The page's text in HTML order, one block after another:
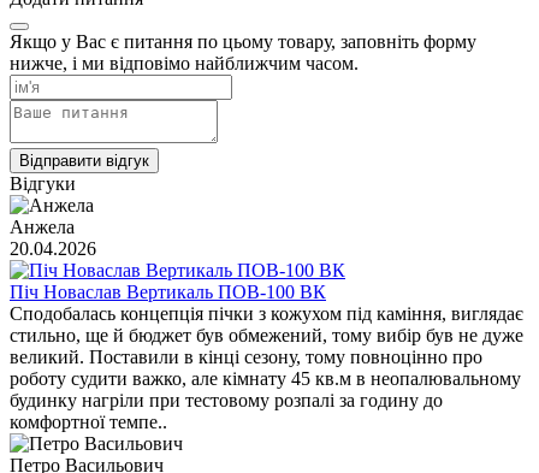
Якщо у Вас є питання по цьому товару, заповніть форму
нижче, і ми відповімо найближчим часом.
Відправити відгук
Відгуки
Анжела
20.04.2026
Піч Новаслав Вертикаль ПОВ-100 ВК
Сподобалась концепція пічки з кожухом під каміння, виглядає
стильно, ще й бюджет був обмежений, тому вибір був не дуже
великий. Поставили в кінці сезону, тому повноцінно про
роботу судити важко, але кімнату 45 кв.м в неопалювальному
будинку нагріли при тестовому розпалі за годину до
комфортної темпе..
Петро Васильович